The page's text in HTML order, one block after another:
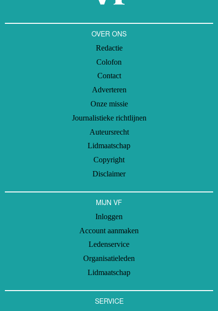
OVER ONS
Redactie
Colofon
Contact
Adverteren
Onze missie
Journalistieke richtlijnen
Auteursrecht
Lidmaatschap
Copyright
Disclaimer
MIJN VF
Inloggen
Account aanmaken
Ledenservice
Organisatieleden
Lidmaatschap
SERVICE